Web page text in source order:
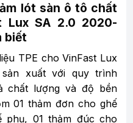
lót sàn ô tô chất
Lux SA 2.0 2020-
biết
TPE cho VinFast Lux
xuất với quy trình
chất lượng và độ bền
01 thảm đơn cho ghế
phụ, 01 thảm đúc cho